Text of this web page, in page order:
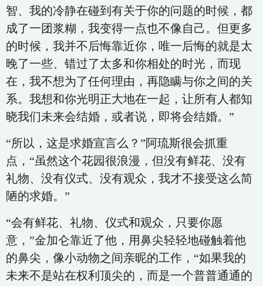
智、我的冷静在碰到有关于你的问题的时候，都
成了一团浆糊，我变得一点也不像自己。但更多
的时候，我并不后悔靠近你，唯一后悔的就是太
晚了一些、错过了太多和你相处的时光，而现
在，我不想为了任何理由，再隐瞒与你之间的关
系。我想和你光明正大地在一起，让所有人都知
晓我们未来会结婚，或者说，即将会结婚。”
“所以，这是求婚宣言么？”阿琉斯很会抓重
点，“虽然这个花园很浪漫，但没有鲜花、没有
礼物、没有仪式、没有观众，我才不接受这么简
陋的求婚。”
“会有鲜花、礼物、仪式和观众，只要你愿
意，”金加仑靠近了他，用鼻尖轻轻地碰触着他
的鼻尖，像小动物之间亲昵的工作，“如果我的
未来不是站在权利顶尖的，而是一个普普通通的